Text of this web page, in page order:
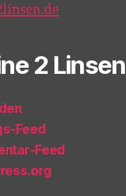
2 Linsen
Feed
Feed